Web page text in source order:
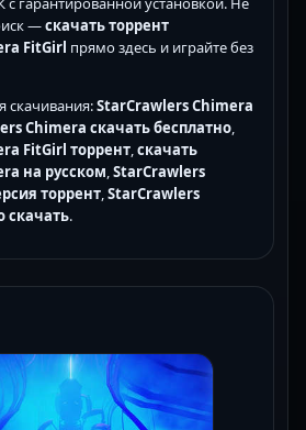
—скачать торрент
FitGirl прямо здесь и играйте без
скачивания:StarCrawlers Chimera
Chimera скачать бесплатно,
FitGirl торрент,скачать
на русском,StarCrawlers
торрент,StarCrawlers
скачать.